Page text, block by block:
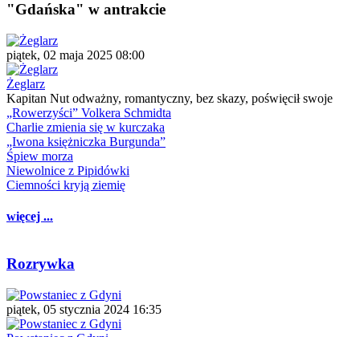
"Gdańska" w antrakcie
piątek, 02 maja 2025 08:00
Żeglarz
Kapitan Nut odważny, romantyczny, bez skazy, poświęcił swoje
„Rowerzyści” Volkera Schmidta
Charlie zmienia się w kurczaka
„Iwona księżniczka Burgunda”
Śpiew morza
Niewolnice z Pipidówki
Ciemności kryją ziemię
więcej ...
Rozrywka
piątek, 05 stycznia 2024 16:35